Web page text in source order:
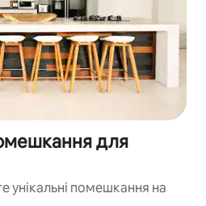
для
унікальні помешкання на